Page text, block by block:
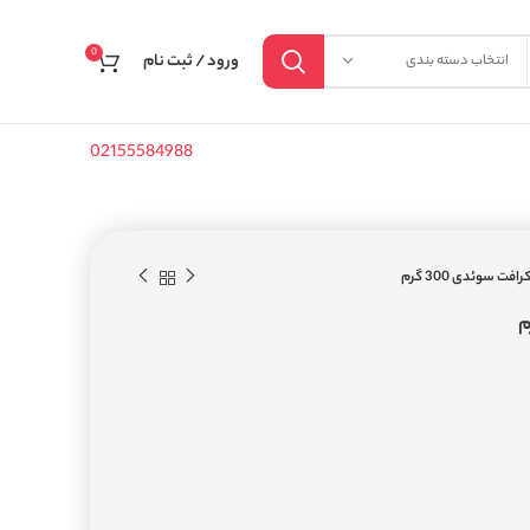
انتخاب دسته بندی ورود / ثبت نام 0
02155584988
سوئدی 300 گرم